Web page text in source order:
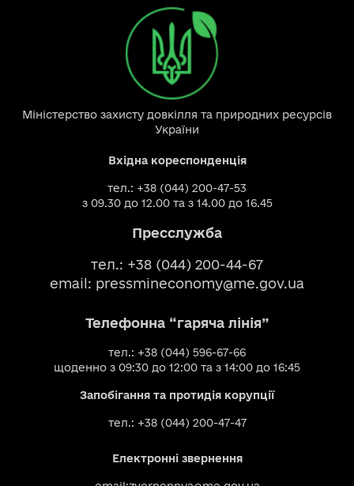
Міністерство захисту довкілля та природних ресурсів
України
Вхідна кореспонденція
тел.: +38 (044) 200-47-53
з 09.30 до 12.00 та з 14.00 до 16.45
Пресслужба
тел.: +38 (044) 200-44-67
email: pressmineconomy@me.gov.ua
Телефонна “гаряча лінія”
тел.: +38 (044) 596-67-66
щоденно з 09:30 до 12:00 та з 14:00 до 16:45
Запобігання та протидія корупції
тел.: +38 (044) 200-47-47
Електронні звернення